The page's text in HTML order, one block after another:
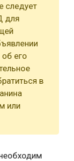
следует
для
его
в
или